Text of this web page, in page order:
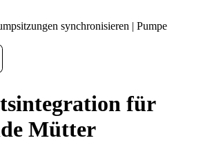
synchronisieren | Pumpe
für
Mütter